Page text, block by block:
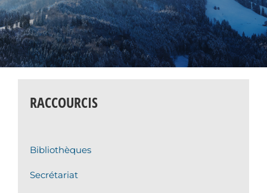
RACCOURCIS
Bibliothèques
Secrétariat